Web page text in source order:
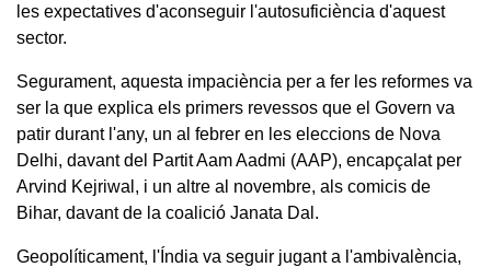
les expectatives d'aconseguir l'autosuficiència d'aquest
sector.
Segurament, aquesta impaciència per a fer les reformes va
ser la que explica els primers revessos que el Govern va
patir durant l'any, un al febrer en les eleccions de Nova
Delhi, davant del Partit Aam Aadmi (AAP), encapçalat per
Arvind Kejriwal, i un altre al novembre, als comicis de
Bihar, davant de la coalició Janata Dal.
Geopolíticament, l'Índia va seguir jugant a l'ambivalència,